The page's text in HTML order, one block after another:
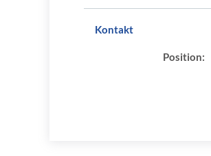
Kontakt
Position: